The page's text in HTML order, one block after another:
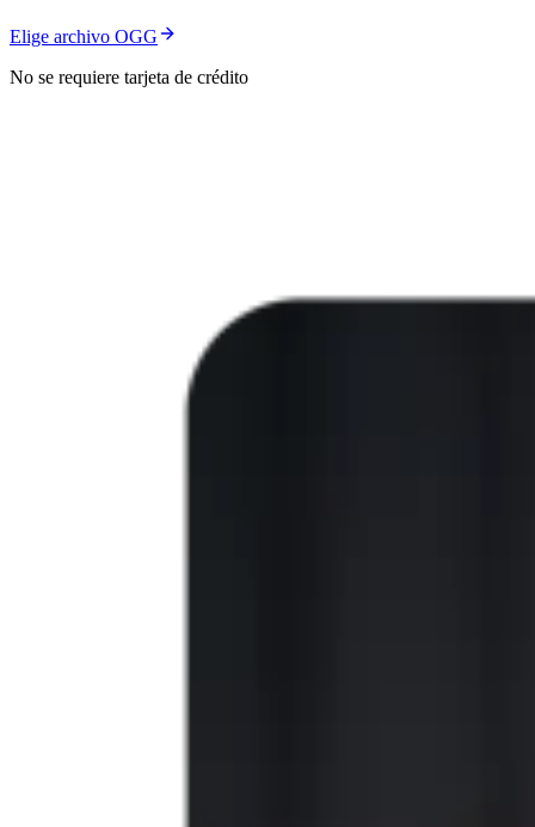
Elige archivo OGG
No se requiere tarjeta de crédito